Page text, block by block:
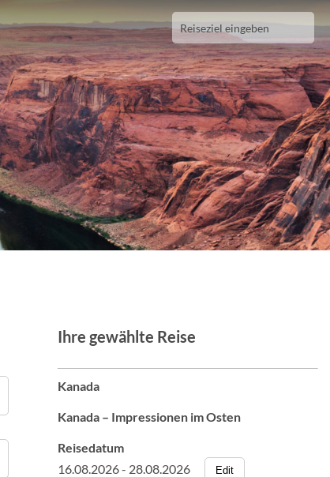
Ihre gewählte Reise
Kanada
Kanada – Impressionen im Osten
Reisedatum
16.08.2026 - 28.08.2026
Edit